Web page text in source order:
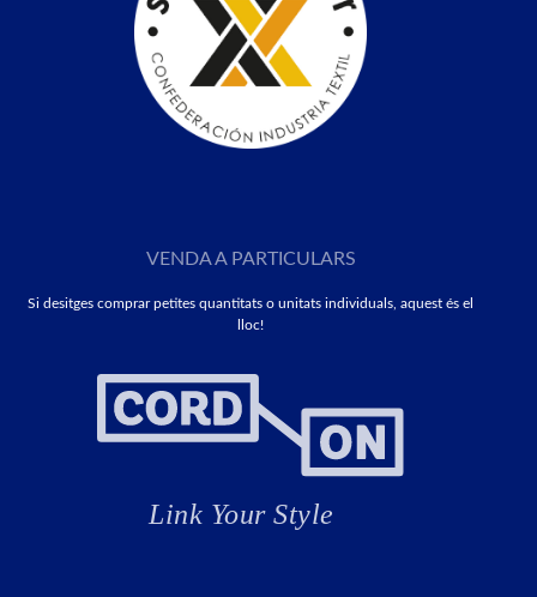
VENDA A PARTICULARS
Si desitges comprar petites quantitats o unitats individuals, aquest és el
lloc!